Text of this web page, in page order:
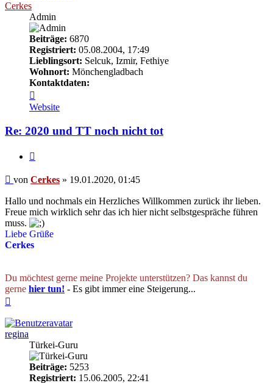
Cerkes
Admin
Beiträge: 6870
Registriert: 05.08.2004, 17:49
Lieblingsort: Selcuk, Izmir, Fethiye
Wohnort: Mönchengladbach
Kontaktdaten:
von
Cerkes
Website
Re: 2020 und TT noch nicht tot
Beitrag
von Cerkes » 19.01.2020, 01:45
Hallo und nochmals ein Herzliches Willkommen zurück ihr lieben.
Freue mich wirklich sehr das ich hier nicht selbstgespräche führen
muss.
Liebe Grüße
Cerkes
Du möchtest gerne meine Projekte unterstützen? Das kannst du
gerne hier tun! - Es gibt immer eine Steigerung...
regina
Türkei-Guru
Beiträge: 5253
Registriert: 15.06.2005, 22:41